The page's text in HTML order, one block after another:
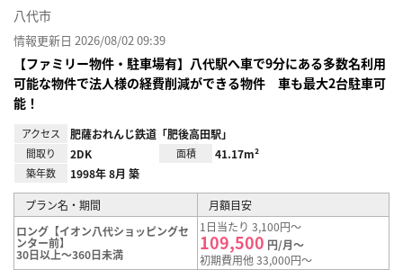
八代市
情報更新日 2026/08/02 09:39
【ファミリー物件・駐車場有】八代駅へ車で9分にある多数名利用
可能な物件で法人様の経費削減ができる物件 車も最大2台駐車可
能！
アクセス 肥薩おれんじ鉄道「肥後高田駅」
間取り 2DK 面積 41.17m²
築年数 1998年 8月 築
プラン名・期間
月額目安
ロング【イオン八代ショッピングセ
ンター前】
30日以上～360日未満
1日当たり 3,100円～
109,500 円/月～
初期費用他 33,000円～